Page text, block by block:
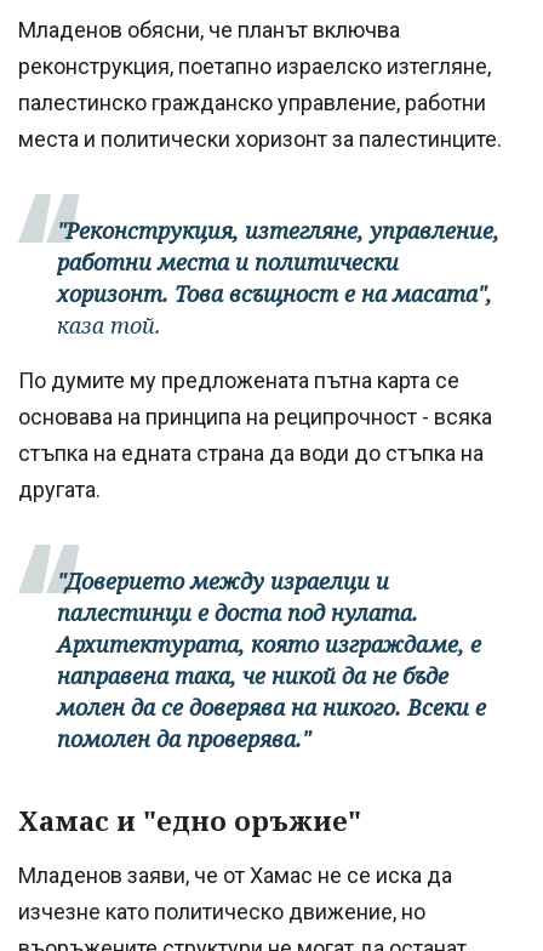
Младенов обясни, че планът включва
реконструкция, поетапно израелско изтегляне,
палестинско гражданско управление, работни
места и политически хоризонт за палестинците.
"Реконструкция, изтегляне, управление,
работни места и политически
хоризонт. Това всъщност е на масата",
каза той.
По думите му предложената пътна карта се
основава на принципа на реципрочност - всяка
стъпка на едната страна да води до стъпка на
другата.
"Доверието между израелци и
палестинци е доста под нулата.
Архитектурата, която изграждаме, е
направена така, че никой да не бъде
молен да се доверява на никого. Всеки е
помолен да проверява."
Хамас и "едно оръжие"
Младенов заяви, че от Хамас не се иска да
изчезне като политическо движение, но